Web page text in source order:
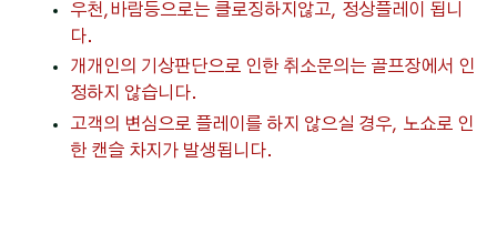
우천,바람등으로는 클로징하지않고, 정상플레이 됩니
다.
개개인의 기상판단으로 인한 취소문의는 골프장에서 인
정하지 않습니다.
고객의 변심으로 플레이를 하지 않으실 경우, 노쇼로 인
한 캔슬 차지가 발생됩니다.